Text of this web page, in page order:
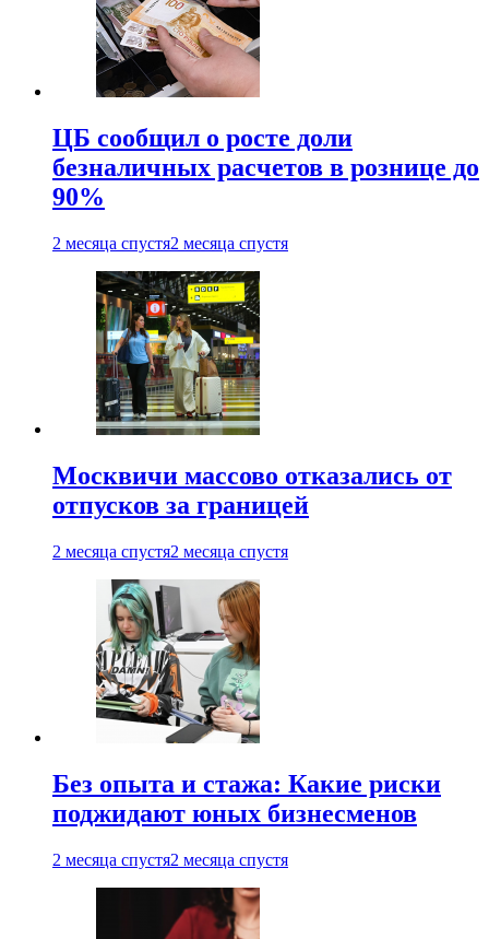
ЦБ сообщил о росте доли
безналичных расчетов в рознице до
90%
2 месяца спустя2 месяца спустя
Москвичи массово отказались от
отпусков за границей
2 месяца спустя2 месяца спустя
Без опыта и стажа: Какие риски
поджидают юных бизнесменов
2 месяца спустя2 месяца спустя